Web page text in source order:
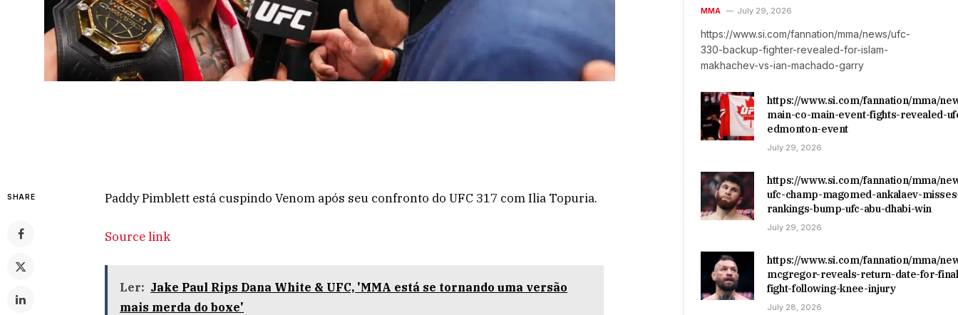
SHARE Paddy Pimblett está cuspindo Venom após seu confronto do UFC 317 com Ilia Topuria.
Source link
Ler: Jake Paul Rips Dana White & UFC, 'MMA está se tornando uma versão
mais merda do boxe'
MMA July 29, 2026
https://www.si.com/fannation/mma/news/ufc-
330-backup-fighter-revealed-for-islam-
makhachev-vs-ian-machado-garry
https://www.si.com/fannation/mma/
main-co-main-event-fights-revealed-
edmonton-event
July 29, 2026
https://www.si.com/fannation/mma/
ufc-champ-magomed-ankalaev-
rankings-bump-ufc-abu-dhabi-win
July 29, 2026
https://www.si.com/fannation/mma/
mcgregor-reveals-return-date-for-
fight-following-knee-injury
July 28, 2026